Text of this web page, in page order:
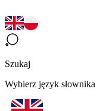
Szukaj
Wybierz język słownika